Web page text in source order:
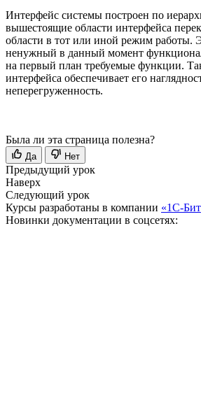
Интерфейс системы построен по
вышестоящие области интерфейса
области в тот или иной режим работы.
ненужный в данный момент
на первый план требуемые функции.
интерфейса обеспечивает его
неперегруженность.
Была ли эта страница полезна?
Да Нет
Предыдущий урок
Наверх
Следующий урок
Курсы разработаны в компании «1С-
Новинки документации в соцсетях: